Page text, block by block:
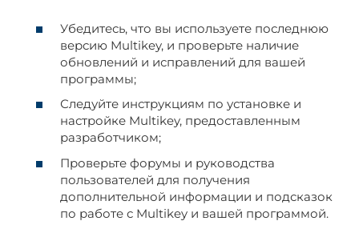
Убедитесь, что вы используете последнюю
версию Multikey, и проверьте наличие
обновлений и исправлений для вашей
программы;
Следуйте инструкциям по установке и
настройке Multikey, предоставленным
разработчиком;
Проверьте форумы и руководства
пользователей для получения
дополнительной информации и подсказок
по работе с Multikey и вашей программой.